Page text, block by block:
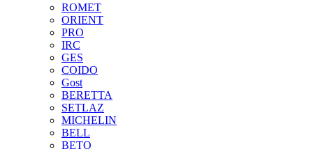
ROMET
ORIENT
PRO
IRC
GES
COIDO
Gost
BERETTA
SETLAZ
MICHELIN
BELL
BETO